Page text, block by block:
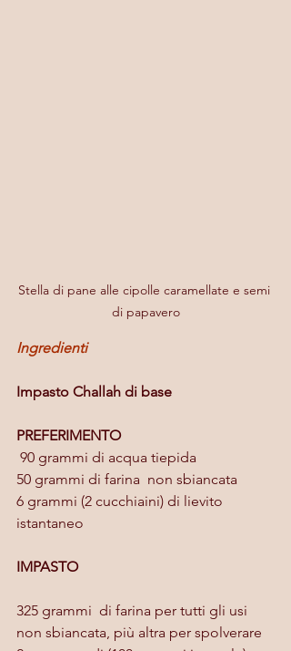
Stella di pane alle cipolle caramellate e semi
di papavero
Ingredienti
Impasto Challah di base
PREFERIMENTO
90 grammi di acqua tiepida
50 grammi di farina  non sbiancata
6 grammi (2 cucchiaini) di lievito
istantaneo
IMPASTO
325 grammi  di farina per tutti gli usi
non sbiancata, più altra per spolverare